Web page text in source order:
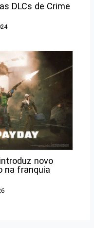
DLCs de Crime
introduz novo
na franquia